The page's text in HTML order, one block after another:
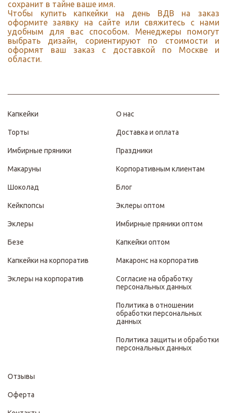
сохранит в тайне ваше имя.
Чтобы купить капкейки на день ВДВ на заказ
оформите заявку на сайте или свяжитесь с нами
удобным для вас способом. Менеджеры помогут
выбрать дизайн, сориентируют по стоимости и
оформят ваш заказ с доставкой по Москве и
области.
Капкейки
Торты
Имбирные пряники
Макаруны
Шоколад
Кейкпопсы
Эклеры
Безе
Капкейки на корпоратив
Эклеры на корпоратив
О нас
Доставка и оплата
Праздники
Корпоративным клиентам
Блог
Эклеры оптом
Имбирные пряники оптом
Капкейки оптом
Макаронс на корпоратив
Согласие на обработку
персональных данных
Политика в отношении
обработки персональных
данных
Политика защиты и обработки
персональных данных
Отзывы
Оферта